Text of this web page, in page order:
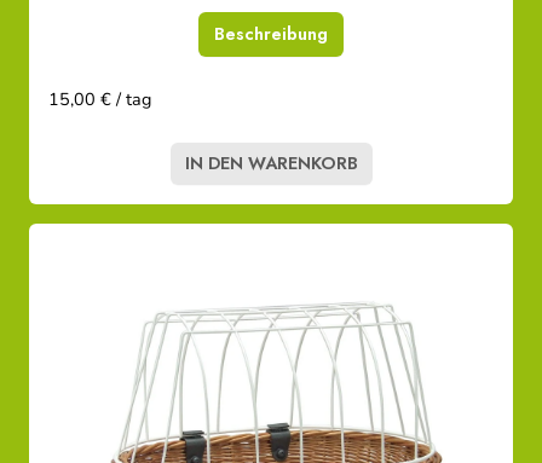
Beschreibung
15,00 € / tag
IN DEN WARENKORB